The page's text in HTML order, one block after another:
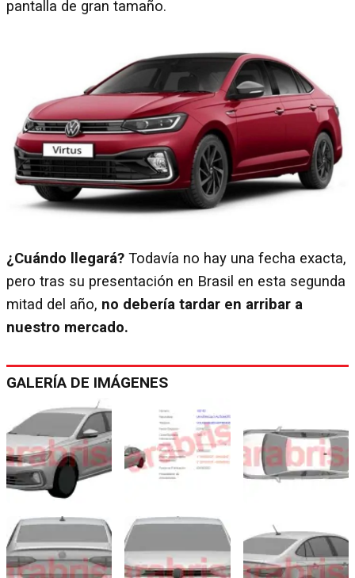
pantalla de gran tamaño.
¿Cuándo llegará? Todavía no hay una fecha exacta,
pero tras su presentación en Brasil en esta segunda
mitad del año, no debería tardar en arribar a
nuestro mercado.
GALERÍA DE IMÁGENES